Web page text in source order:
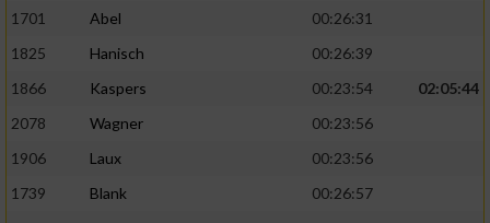
1701
Abel
00:26:31
1825
Hanisch
00:26:39
1866
Kaspers 00:23:54
02:05:44
2078
Wagner
00:23:56
1906
Laux
00:23:56
1739
Blank
00:26:57